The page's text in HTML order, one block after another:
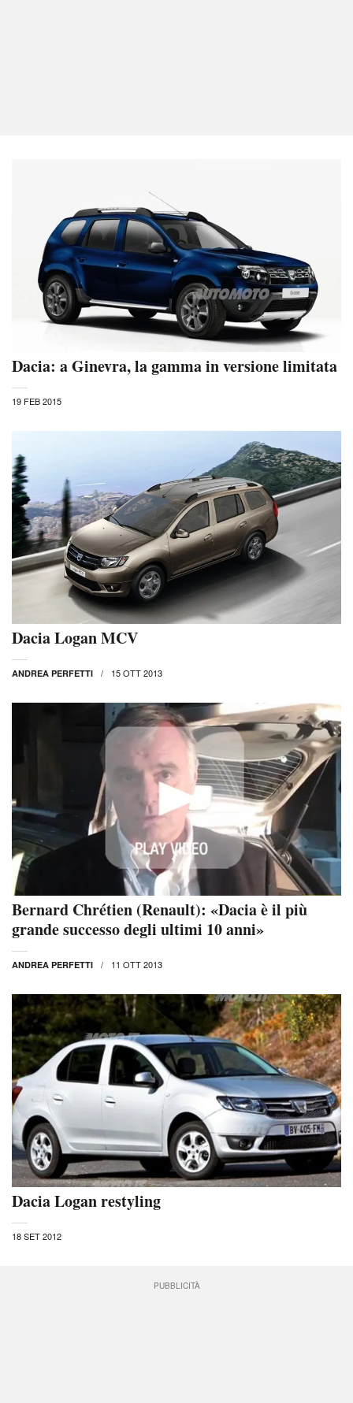
Dacia: a Ginevra, la gamma in versione limitata
19 FEB 2015
Dacia Logan MCV
ANDREA PERFETTI 15 OTT 2013
Bernard Chrétien (Renault): «Dacia è il più
grande successo degli ultimi 10 anni»
ANDREA PERFETTI 11 OTT 2013
Dacia Logan restyling
18 SET 2012
PUBBLICITÀ